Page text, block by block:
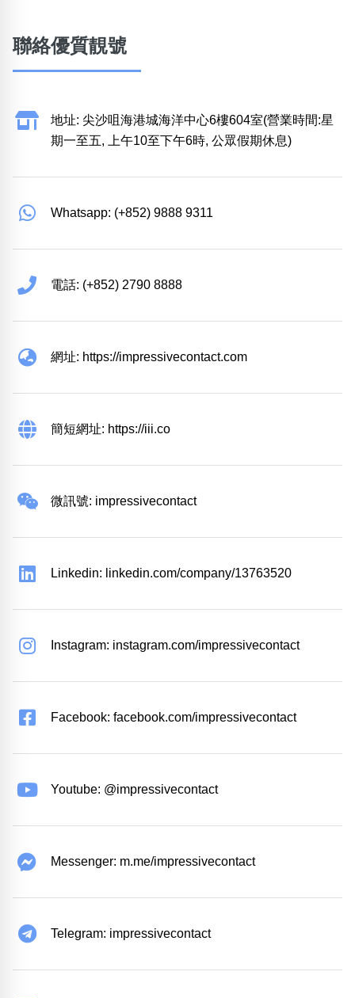
聯絡優質靚號
地址: 尖沙咀海港城海洋中心6樓604室(營業時間:星
期一至五, 上午10至下午6時, 公眾假期休息)
Whatsapp: (+852) 9888 9311
電話: (+852) 2790 8888
網址: https://impressivecontact.com
簡短網址: https://iii.co
微訊號: impressivecontact
Linkedin: linkedin.com/company/13763520
Instagram: instagram.com/impressivecontact
Facebook: facebook.com/impressivecontact
Youtube: @impressivecontact
Messenger: m.me/impressivecontact
Telegram: impressivecontact